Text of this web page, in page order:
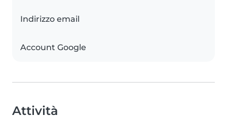
Indirizzo email
Account Google
Attività